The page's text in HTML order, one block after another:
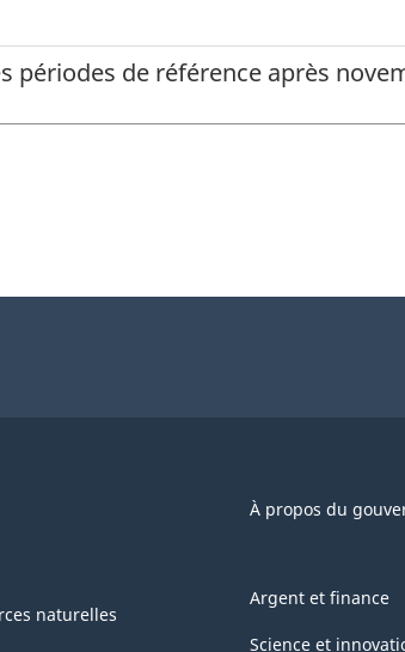
de référence après
À propos du
naturelles
Argent et finance
Science et